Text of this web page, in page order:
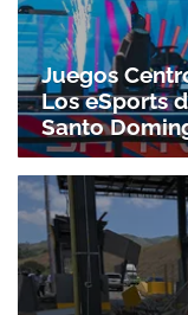
Juegos
Los eSports
Santo